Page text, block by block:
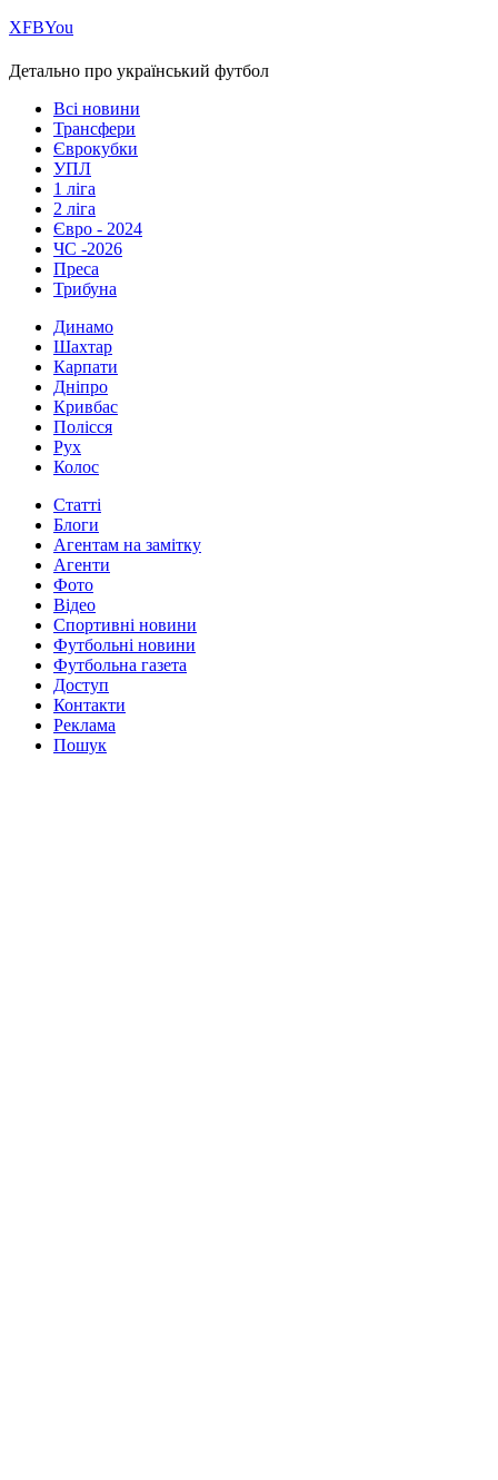
ХFBYou
Детально про український футбол
Всі новини
Трансфери
Єврокубки
УПЛ
1 ліга
2 ліга
Євро - 2024
ЧС -2026
Преса
Трибуна
Динамо
Шахтар
Карпати
Дніпро
Кривбас
Полісся
Рух
Колос
Статті
Блоги
Агентам на замітку
Агенти
Фото
Відео
Спортивні новини
Футбольні новини
Футбольна газета
Доступ
Контакти
Реклама
Пошук